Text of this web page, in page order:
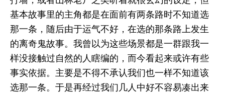
基本故事里的主角都是在面前有两条路时不知道选
那一条，随后由于运气不好，在选的那条路上发生
的离奇鬼故事。我曾以为这些场景都是一群跟我一
样没接触过自然的人瞎编的，而今看起来或许有些
事实依据。主要是不得不承认我们也一样不知道该
选那一条。于是再经过我们几人中好不容易凑出来